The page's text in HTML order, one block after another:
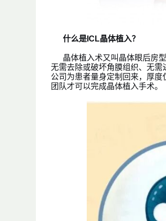
什么是ICL晶体植入？
晶体植入术又叫晶体眼后房
无需去除或破坏角膜组织、无
公司为患者量身定制回来，厚
团队才可以完成晶体植入手术。